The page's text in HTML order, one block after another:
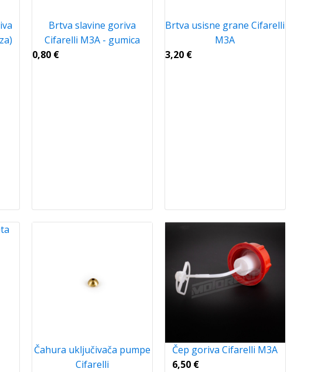
Brtva slavine goriva
Cifarelli M3A - gumica
0,80 €
Brtva usisne grane Cifarelli
M3A
3,20 €
Čahura uključivača pumpe
Cifarelli
Čep goriva Cifarelli M3A
6,50 €